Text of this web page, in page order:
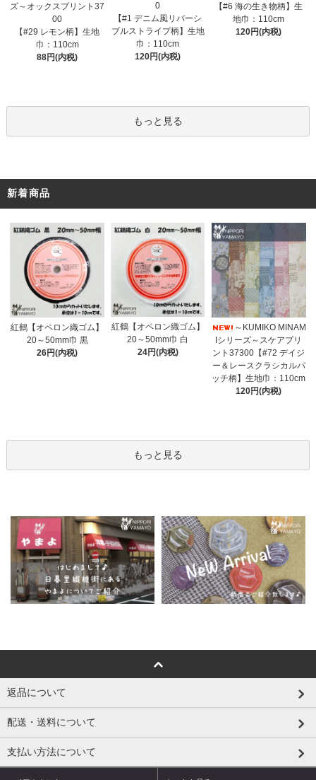
ズ～オックスプリント37
00
【#29 レモン柄】生地
巾：110cm
88円(内税)
0
【#1 デニム風リバーシ
ブルストライプ柄】生地
巾：110cm
120円(内税)
【#6 海の生き物柄】生
地巾：110cm
120円(内税)
もっと見る
新着商品
紅鶴【オペロン織ゴム】
20～50mm巾 黒
26円(内税)
紅鶴【オペロン織ゴム】
20～50mm巾 白
24円(内税)
～KUMIKO MINAM
Iシリーズ～スケアプリ
ント37300【#72 デイジ
ー＆レースクラシカルパ
ッチ柄】生地巾：110cm
120円(内税)
もっと見る
返品について
配送・送料について
支払い方法について